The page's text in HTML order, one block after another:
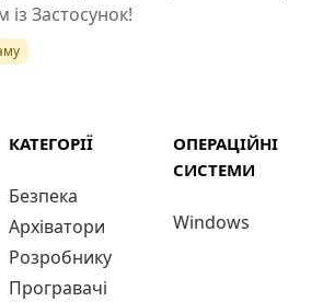
із Застосунок!
КАТЕГОРІЇ
Безпека
Архіватори
Розробнику
Програвачі
ОПЕРАЦІЙНІ
СИСТЕМИ
Windows